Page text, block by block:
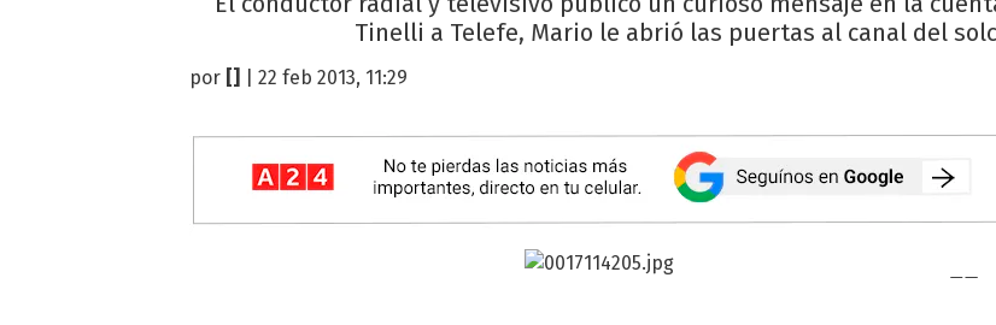
Tinelli a Telefe, Mario le abrió las puertas al canal del
por | 22 feb 2013, 11:29